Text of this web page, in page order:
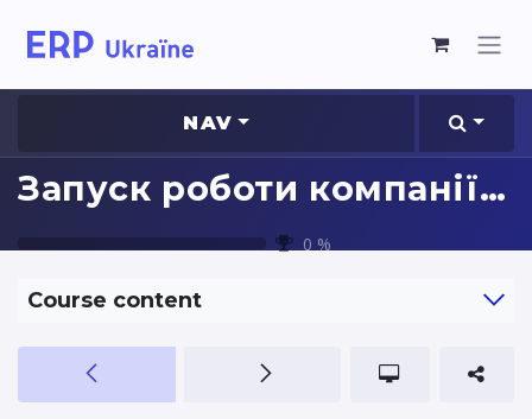
NAV
Запуск роботи компанії в Odoo
0 %
Course content